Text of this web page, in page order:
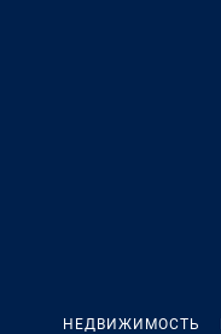
НЕДВИЖИМОСТЬ